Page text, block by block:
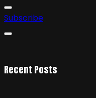
Subscribe
Recent Posts